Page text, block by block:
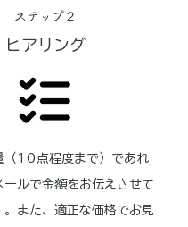
ステップ２
​ヒアリング
（10点程度まで）であれ
ールで金額をお伝えさせて
。また、適正な価格でお見